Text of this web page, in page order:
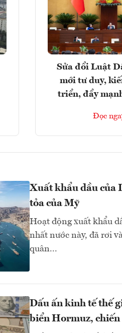
Sửa đổi Luật
mới tư duy,
triển, đẩy
Đọc
Xuất khẩu dầu của
tỏa của Mỹ
Hoạt động xuất khẩu
nhất nước này, đã rơi
quân...
Dấu ấn kinh tế thế
biển Hormuz, chiến